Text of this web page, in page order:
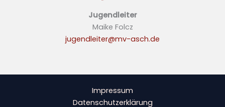
Jugendleiter
Maike Folcz
jugendleiter@mv-asch.de
Impressum
Datenschutzerklärung